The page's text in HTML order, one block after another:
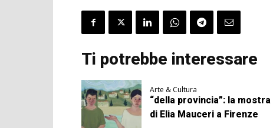
Ti potrebbe interessare
Arte & Cultura
“della provincia”: la mostra
di Elia Mauceri a Firenze